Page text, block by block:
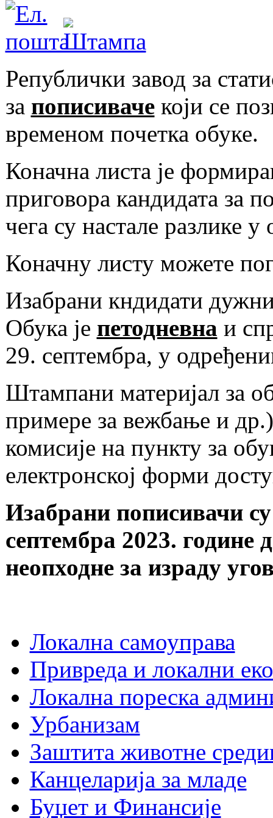
Републички завод за
за пописивачекоји се
временом почетка обуке.
Коначна листа је
приговора кандидата за
чега су настале разлике
Коначну листу можете
Изабрани кндидати
Обука је петодневна и
29. септембра, у
Штампани материјал за
примере за вежбање и
комисије на пункту за
електронској форми
Изабрани пописивачи су
септембра 2023. године
неопходне за израду
Локална самоуправа
Привреда и локални
Локална пореска
Урбанизам
Заштита животне
Канцеларија за младе
Буџет и Финансије